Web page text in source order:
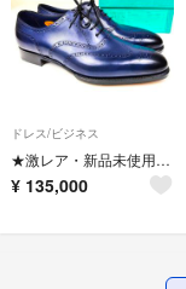
ドレス/ビジネス
★激レア・新品未使用★ エドワードグリーン INVERNESS インヴァネス 82ラスト サイズ8D 純正シューズBOX等付属
¥ 135,000